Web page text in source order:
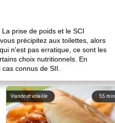
prise de poids et le SCI
précipitez aux toilettes, alors
n'est pas erratique, ce sont les
choix nutritionnels. En
connus de SII.
55 min
Viande et volaille